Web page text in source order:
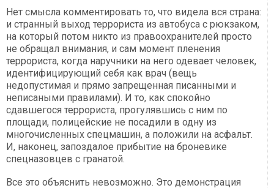
Нет смысла комментировать то, что видела вся страна:
и странный выход террориста из автобуса с рюкзаком,
на который потом никто из правоохранителей просто
не обращал внимания, и сам момент пленения
террориста, когда наручники на него одевает человек,
идентифицирующий себя как врач (вещь
недопустимая и прямо запрещенная писанными и
неписаными правилами). И то, как спокойно
сдавшегося террориста, прогулявшись с ним по
площади, полицейские не посадили в одну из
многочисленных спецмашин, а положили на асфальт.
И, наконец, запоздалое прибытие на броневике
спецназовцев с гранатой.
Все это объяснить невозможно. Это демонстрация